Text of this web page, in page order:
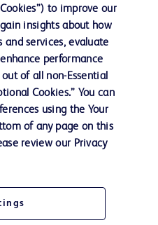
to improve our
insights about how
services, evaluate
performance
of all non-Essential
Cookies.” You can
using the Your
of any page on this
review our Privacy